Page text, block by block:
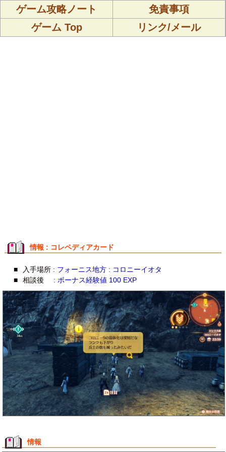
ゲーム攻略ノート
免責事項
ゲーム Top
リンク/メール
情報 : コレペディアカード
■ 入手場所 : フォーニス地方 : コロニーイオタ
■
相談後 : ボーナス経験値 100 EXP
情報